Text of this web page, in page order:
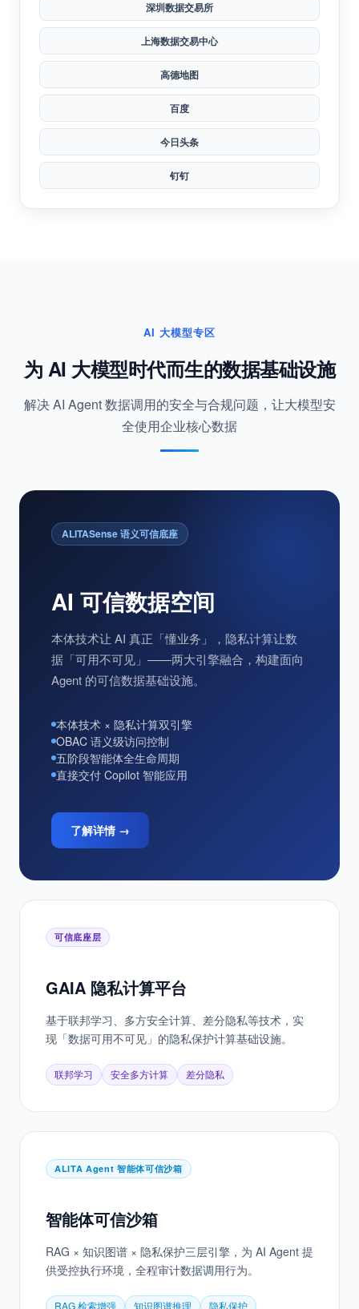
重庆富民银行
新希望金融科技
深圳数据交易所
上海数据交易中心
高德地图
百度
AI 大模型专区
为 AI 大模型时代而生的数据基础设施
解决 AI Agent 数据调用的安全与合规问题，让大模型安
ALITASense 语义可信底座
AI 可信数据空间
本体技术让 AI 真正「懂业务」，隐私计算让数
据「可用不可见」——两大引擎融合，构建面向
Agent 的可信数据基础设施。
OBAC 语义级访问控制
五阶段智能体全生命周期
可信底座层
GAIA 隐私计算平台
ALITA Agent 智能体可信沙箱
智能体可信沙箱